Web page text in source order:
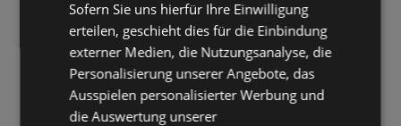
Sofern Sie uns hierfür Ihre Einwilligung
erteilen, geschieht dies für die Einbindung
externer Medien, die Nutzungsanalyse, die
Personalisierung unserer Angebote, das
Ausspielen personalisierter Werbung und
die Auswertung unserer